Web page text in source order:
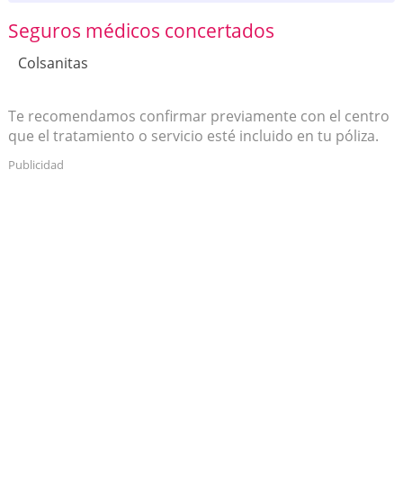
Seguros médicos concertados
Colsanitas
Te recomendamos confirmar previamente con el centro
que el tratamiento o servicio esté incluido en tu póliza.
Publicidad